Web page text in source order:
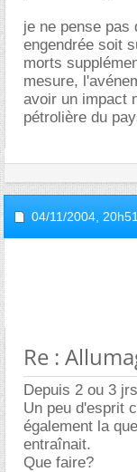
je ne pense pas
engendrée soit
morts
mesure,
avoir un impact
pétrolière du
04/11/2004, 20h51
Re :
Depuis 2 ou 3
Un peu d'esprit
également la
entraînait.
Que faire?